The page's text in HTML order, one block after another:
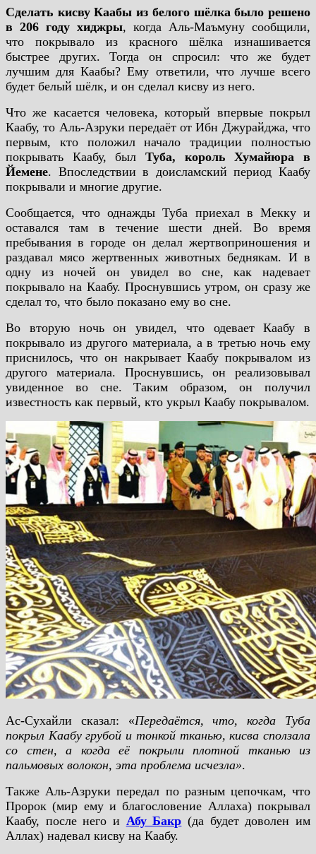
Сделать кисву Каабы из белого шёлка было решено
в 206 году хиджры, когда Аль-Маъмуну сообщили,
что покрывало из красного шёлка изнашивается
быстрее других. Тогда он спросил: что же будет
лучшим для Каабы? Ему ответили, что лучше всего
будет белый шёлк, и он сделал кисву из него.
Что же касается человека, который впервые покрыл
Каабу, то Аль-Азруки передаёт от Ибн Джурайджа, что
первым, кто положил начало традиции полностью
покрывать Каабу, был Туба, король Хумайюра в
Йемене. Впоследствии в доисламский период Каабу
покрывали и многие другие.
Сообщается, что однажды Туба приехал в Мекку и
оставался там в течение шести дней. Во время
пребывания в городе он делал жертвоприношения и
раздавал мясо жертвенных животных беднякам. И в
одну из ночей он увидел во сне, как надевает
покрывало на Каабу. Проснувшись утром, он сразу же
сделал то, что было показано ему во сне.
Во вторую ночь он увидел, что одевает Каабу в
покрывало из другого материала, а в третью ночь ему
приснилось, что он накрывает Каабу покрывалом из
другого материала. Проснувшись, он реализовывал
увиденное во сне. Таким образом, он получил
известность как первый, кто укрыл Каабу покрывалом.
Ас-Сухайли сказал: «Передаётся, что, когда Туба
покрыл Каабу грубой и тонкой тканью, кисва сползала
со стен, а когда её покрыли плотной тканью из
пальмовых волокон, эта проблема исчезла».
Также Аль-Азруки передал по разным цепочкам, что
Пророк (мир ему и благословение Аллаха) покрывал
Каабу, после него и Абу Бакр (да будет доволен им
Аллах) надевал кисву на Каабу.